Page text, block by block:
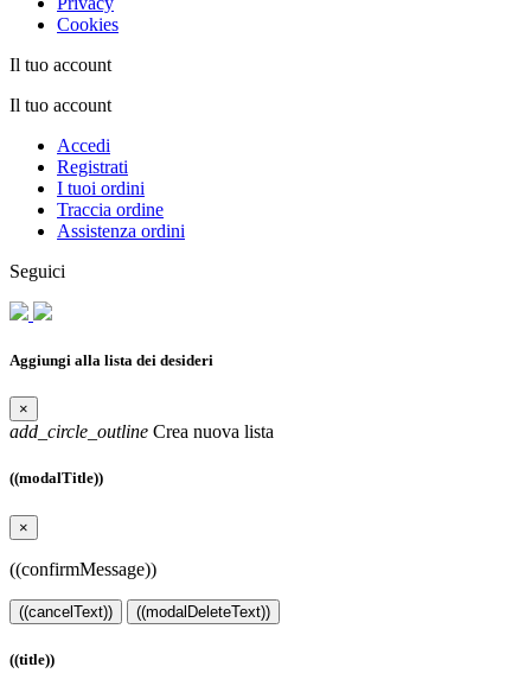
Cookies
Il tuo account
Il tuo account
Accedi
Registrati
I tuoi ordini
Traccia ordine
Assistenza ordini
Seguici
Aggiungi alla lista dei desideri
×
add_circle_outline Crea nuova lista
((modalTitle))
×
((confirmMessage))
((cancelText)) ((modalDeleteText))
((title))